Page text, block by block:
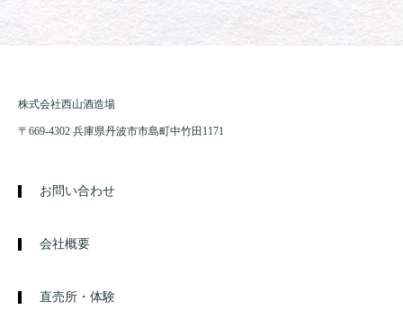
株式会社西山酒造場
〒669-4302 兵庫県丹波市市島町中竹田1171
お問い合わせ
会社概要
直売所・体験